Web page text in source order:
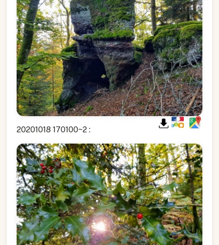
20201018 170100~2 :